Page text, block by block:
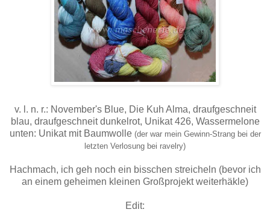
v. l. n. r.: November's Blue, Die Kuh Alma, draufgeschneit
blau, draufgeschneit dunkelrot, Unikat 426, Wassermelone
unten: Unikat mit Baumwolle(der war mein Gewinn-Strang bei der
letzten Verlosung bei ravelry)
Hachmach, ich geh noch ein bisschen streicheln (bevor ich
an einem geheimen kleinen Großprojekt weiterhäkle)
Edit: